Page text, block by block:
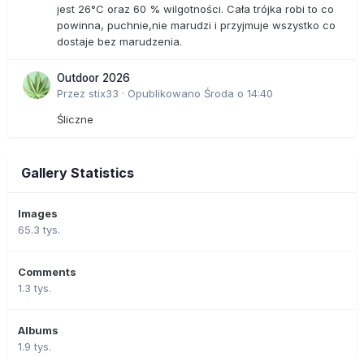
jest 26°C oraz 60 % wilgotności. Cała trójka robi to co
powinna, puchnie,nie marudzi i przyjmuje wszystko co
dostaje bez marudzenia.
Outdoor 2026
Przez stix33 · Opublikowano Środa o 14:40
Śliczne
Gallery Statistics
Images
65.3 tys.
Comments
1.3 tys.
Albums
1.9 tys.